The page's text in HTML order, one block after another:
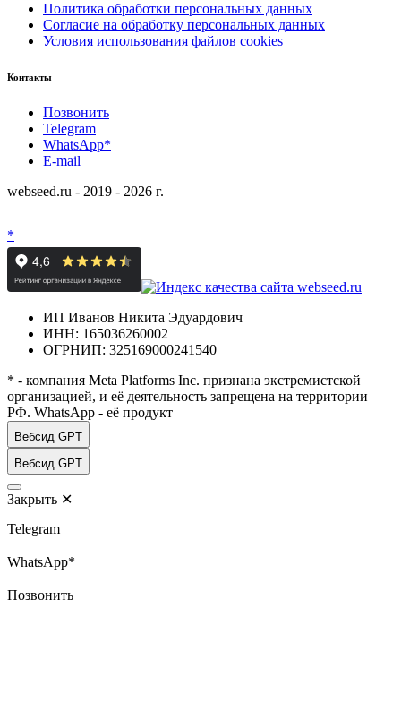
Политика обработки персональных данных
Согласие на обработку персональных данных
Условия использования файлов cookies
Контакты
Позвонить
Telegram
WhatsApp*
E-mail
webseed.ru - 2019 - 2026 г.
*
ИП Иванов Никита Эдуардович
ИНН: 165036260002
ОГРНИП: 325169000241540
* - компания Meta Platforms Inc. признана экстремистской
организацией, и её деятельность запрещена на территории
РФ. WhatsApp - её продукт
Вебсид GPT
Вебсид GPT
Закрыть ✕
Telegram
WhatsApp*
Позвонить